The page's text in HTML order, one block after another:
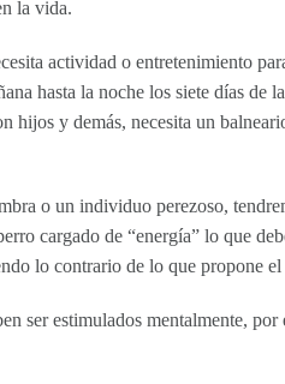
la vida.
actividad o entretenimiento
hasta la noche los siete días de
hijos y demás, necesita un
o un individuo perezoso,
cargado de “energía” lo que
lo contrario de lo que propone el
ser estimulados mentalmente, por